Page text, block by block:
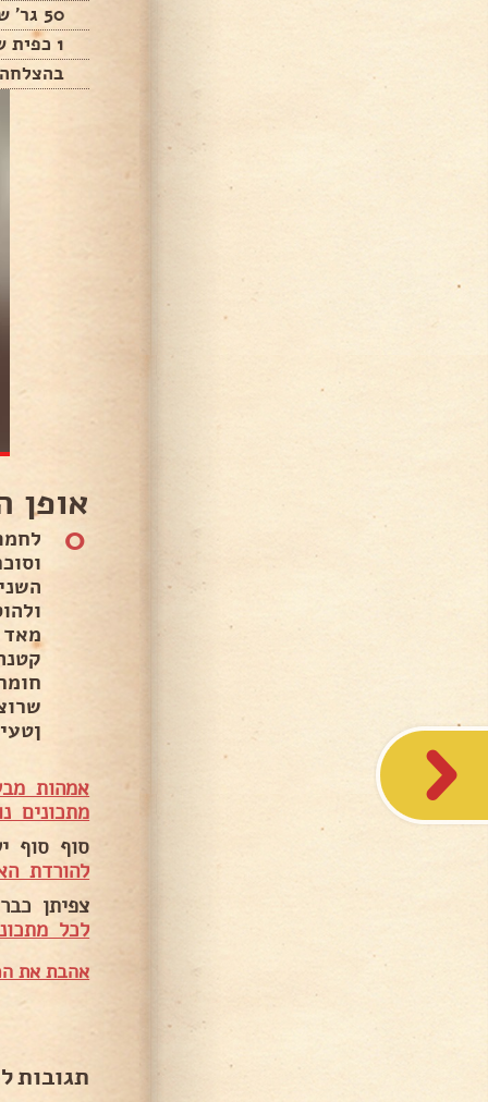
50 גר' שוקולד מריר
1 כפית שמן
בהצלחה
אופן
0
אמהות
מתכונים
סוף סוף
להורדת
צפיתן
לכל
אהבת את
תגובות